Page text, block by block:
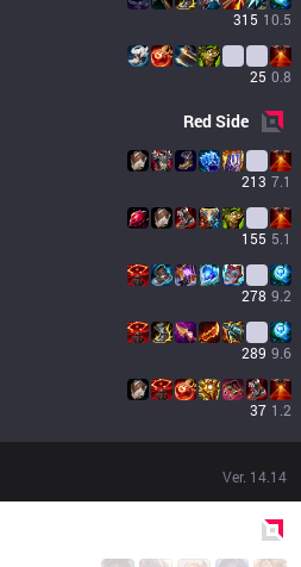
315 10.5
25 0.8
RedSide
213 7.1
155 5.1
278 9.2
289 9.6
37 1.2
Ver. 14.14